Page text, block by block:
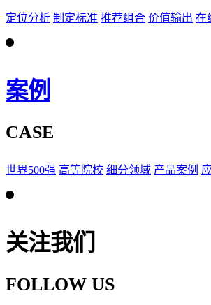
定位分析 制定标准 推荐组合 价值输出 在
案例
CASE
世界500强 高等院校 细分领域 产品案例
关注我们
FOLLOW US